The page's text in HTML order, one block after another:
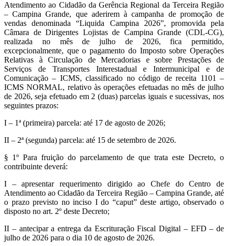
Atendimento ao Cidadão da Gerência Regional da Terceira Região
– Campina Grande, que aderirem à campanha de promoção de
vendas denominada “Liquida Campina 2026”, promovida pela
Câmara de Dirigentes Lojistas de Campina Grande (CDL-CG),
realizada no mês de julho de 2026, fica permitido,
excepcionalmente, que o pagamento do Imposto sobre Operações
Relativas à Circulação de Mercadorias e sobre Prestações de
Serviços de Transportes Interestadual e Intermunicipal e de
Comunicação – ICMS, classificado no código de receita 1101 –
ICMS NORMAL, relativo às operações efetuadas no mês de julho
de 2026, seja efetuado em 2 (duas) parcelas iguais e sucessivas, nos
seguintes prazos:
I – 1ª (primeira) parcela: até 17 de agosto de 2026;
II – 2ª (segunda) parcela: até 15 de setembro de 2026.
§ 1º Para fruição do parcelamento de que trata este Decreto, o
contribuinte deverá:
I – apresentar requerimento dirigido ao Chefe do Centro de
Atendimento ao Cidadão da Terceira Região – Campina Grande, até
o prazo previsto no inciso I do “caput” deste artigo, observado o
disposto no art. 2º deste Decreto;
II – antecipar a entrega da Escrituração Fiscal Digital – EFD – de
julho de 2026 para o dia 10 de agosto de 2026.